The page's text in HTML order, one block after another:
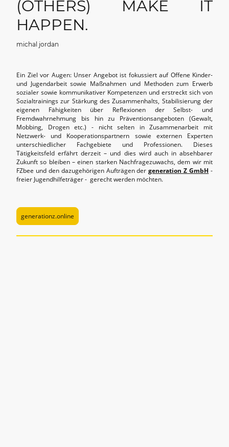
(OTHERS) MAKE IT
HAPPEN.
michal jordan
Ein Ziel vor Augen: Unser Angebot ist fokussiert auf Offene Kinder-
und Jugendarbeit sowie Maßnahmen und Methoden zum Erwerb
sozialer sowie kommunikativer Kompetenzen und erstreckt sich von
Sozialtrainings zur Stärkung des Zusammenhalts, Stabilisierung der
eigenen Fähigkeiten über Reflexionen der Selbst- und
Fremdwahrnehmung bis hin zu Präventionsangeboten (Gewalt,
Mobbing, Drogen etc.) - nicht selten in Zusammenarbeit mit
Netzwerk- und Kooperationspartnern sowie externen Experten
unterschiedlicher Fachgebiete und Professionen. Dieses
Tätigkeitsfeld erfährt derzeit – und dies wird auch in absehbarer
Zukunft so bleiben – einen starken Nachfragezuwachs, dem wir mit
FZbee und den dazugehörigen Aufträgen dergeneration Z GmbH -
freier Jugendhilfeträger - gerecht werden möchten.
generationz.online